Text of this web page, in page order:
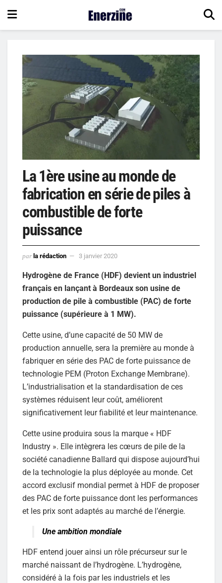
La 1ère usine au monde de
fabrication en série de piles à
combustible de forte
puissance
par la rédaction 3 janvier 2020
Hydrogène de France (HDF) devient un industriel
français en lançant à Bordeaux son usine de
production de pile à combustible (PAC) de forte
puissance (supérieure à 1 MW).
Cette usine, d’une capacité de 50 MW de
production annuelle, sera la première au monde à
fabriquer en série des PAC de forte puissance de
technologie PEM (Proton Exchange Membrane).
L’industrialisation et la standardisation de ces
systèmes réduisent leur coût, améliorent
significativement leur fiabilité et leur maintenance.
Cette usine produira sous la marque « HDF
Industry ». Elle intègrera les cœurs de pile de la
société canadienne Ballard qui dispose aujourd’hui
de la technologie la plus déployée au monde. Cet
accord exclusif mondial permet à HDF de proposer
des PAC de forte puissance dont les performances
et les prix sont adaptés au marché de l’énergie.
Une ambition mondiale
HDF entend jouer ainsi un rôle précurseur sur le
marché naissant de l’hydrogène. L’hydrogène,
considéré à la fois par les industriels et les